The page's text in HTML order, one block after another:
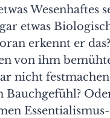
Wesenhaftes
etwas
erkennt er
von ihm
nicht
Bauchgefühl?